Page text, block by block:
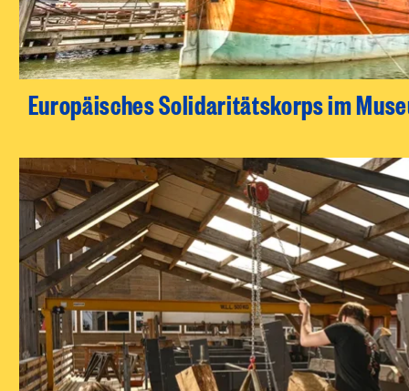
Europäisches Solidaritätskorps im